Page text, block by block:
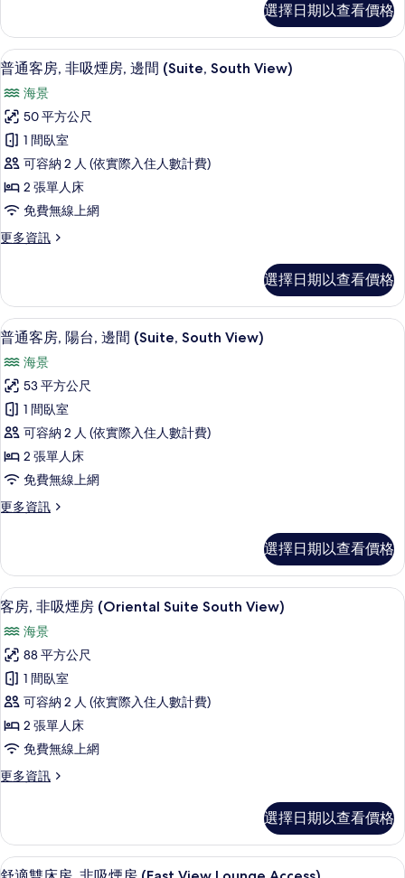
(Suite,
West
View
for
4
people)
的
所
有
相
片
客
房,
非
吸
煙
房
(Suite,
West
View
for
4
people)
詳
選擇日期以查看價格
顯
示
普
通
客
房,
非
吸
煙
邊
間
(Suite,
South
View)
的
所
有
相
片
書桌、遮光布/窗簾、免費無線上網、
7
普通客房, 非吸煙房, 邊間 (Suite, South View)
海景
50 平方公尺
1 間臥室
可容納 2 人 (依實際入住人數計費)
2 張單人床
免費無線上網
更多資訊
更
客
房,
非
吸
煙
房,
邊
間
(Suite,
South
View)
的
情
選擇日期以查看價格
顯
示
普
通
客
房,
陽
台,
邊
(Suite,
South
View)
的
所
有
相
片
書桌、遮光布/窗簾、免費無線上網、
7
普通客房, 陽台, 邊間 (Suite, South View)
海景
53 平方公尺
1 間臥室
可容納 2 人 (依實際入住人數計費)
2 張單人床
免費無線上網
更多資訊
更
客
房,
陽
邊
間
(Suite,
South
View)
的
詳
情
選擇日期以查看價格
顯
示
客
房,
非
吸
煙
房
(Oriental
View)
的
書桌、遮光布/窗簾、免費無線上網、
7
客房, 非吸煙房 (Oriental Suite South View)
海景
88 平方公尺
1 間臥室
可容納 2 人 (依實際入住人數計費)
2 張單人床
免費無線上網
更多資訊
更
非
吸
煙
選擇日期以查看價格
顯 書桌、遮光布/窗簾、免費無線上網、
7